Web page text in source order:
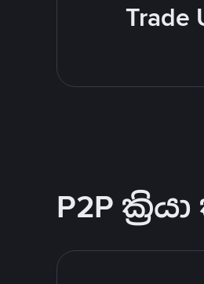
Trade
P2P